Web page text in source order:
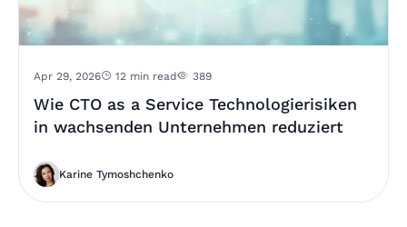
Apr 29, 2026 12 min read 389
Wie CTO as a Service Technologierisiken
in wachsenden Unternehmen reduziert
Karine Tymoshchenko